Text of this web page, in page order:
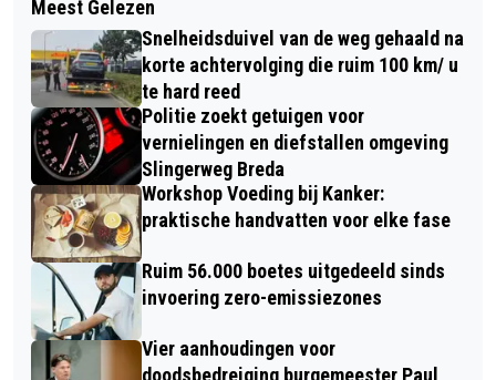
JEUGDNATUURBEGELEIDER IN
GRENSPARK KALMTHOUTSE HEIDE
WEEKENDWEER: TROPISCHE HITTE EN
KANS OP ONWEERSBUIEN
Meest Gelezen
Snelheidsduivel van de weg gehaald na
korte achtervolging die ruim 100 km/ u
te hard reed
Politie zoekt getuigen voor
vernielingen en diefstallen omgeving
Slingerweg Breda
Workshop Voeding bij Kanker:
praktische handvatten voor elke fase
Ruim 56.000 boetes uitgedeeld sinds
invoering zero-emissiezones
Vier aanhoudingen voor
doodsbedreiging burgemeester Paul